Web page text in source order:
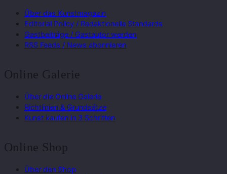
Über das Kunstmagazin
Editorial Policy / Redaktionelle Standards
Gastbeiträge / Gastautor werden
RSS Feeds / News abonnieren
Online Galerie
Über die Online Galerie
Richtlinien & Grundsätze
Kunst kaufen in 3 Schritten
Online Shop
Über den Shop